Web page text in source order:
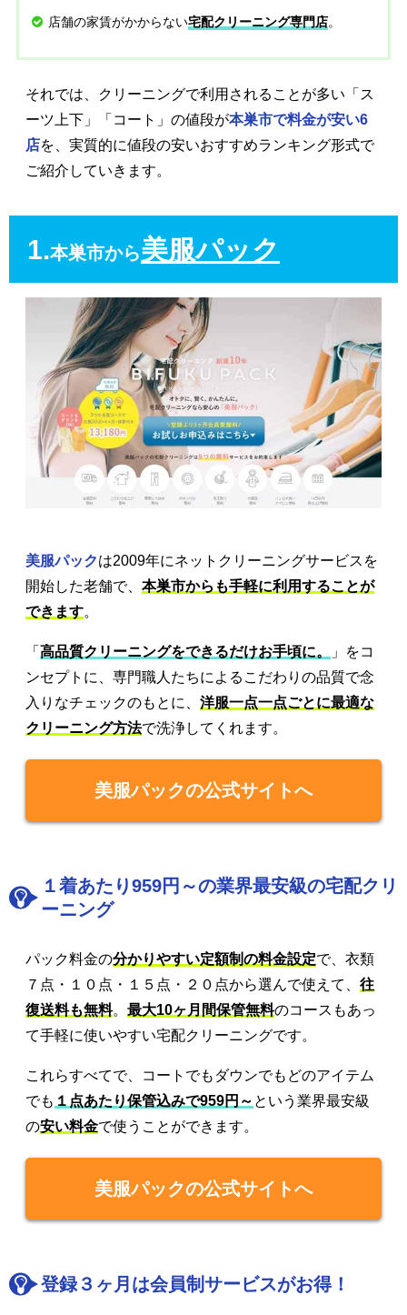
店舗の家賃がかからない宅配クリーニング専門店。
それでは、クリーニングで利用されることが多い「ス
ーツ上下」「コート」の値段が本巣市で料金が安い6
店を、実質的に値段の安いおすすめランキング形式で
ご紹介していきます。
1.本巣市から美服パック
美服パックは2009年にネットクリーニングサービスを
開始した老舗で、 本巣市からも手軽に利用することが
できます。
「 高品質クリーニングをできるだけお手頃に。
」をコ
ンセプトに、専門職人たちによるこだわりの品質で念
入りなチェックのもとに、 洋服一点一点ごとに最適な
クリーニング方法で洗浄してくれます。
美服パックの公式サイトへ
１着あたり959円～の業界最安級の宅配クリ
ーニング
パック料金の分かりやすい定額制の料金設定で、衣類
７点・１０点・１５点・２０点から選んで使えて、 往
復送料も無料。 最大10ヶ月間保管無料のコースもあっ
て手軽に使いやすい宅配クリーニングです。
これらすべてで、コートでもダウンでもどのアイテム
でも １点あたり保管込みで959円～ という業界最安級
の安い料金で使うことができます。
美服パックの公式サイトへ
登録３ヶ月は会員制サービスがお得！